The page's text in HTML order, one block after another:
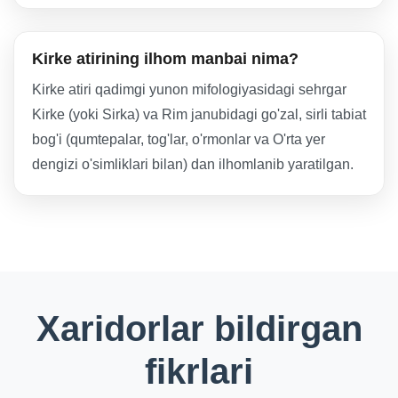
Kirke atirining ilhom manbai nima?
Kirke atiri qadimgi yunon mifologiyasidagi sehrgar
Kirke (yoki Sirka) va Rim janubidagi go'zal, sirli tabiat
bog'i (qumtepalar, tog'lar, o'rmonlar va O'rta yer
dengizi o'simliklari bilan) dan ilhomlanib yaratilgan.
Xaridorlar bildirgan
fikrlari